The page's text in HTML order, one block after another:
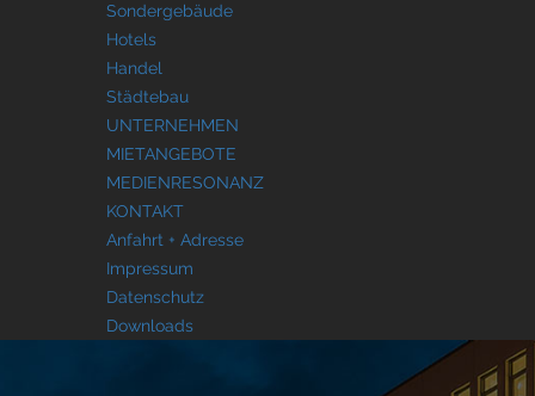
Sondergebäude
Hotels
Handel
Städtebau
UNTERNEHMEN
MIETANGEBOTE
MEDIENRESONANZ
KONTAKT
Anfahrt + Adresse
Impressum
Datenschutz
Downloads